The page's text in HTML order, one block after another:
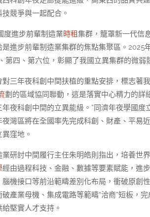
技競爭與一起配合。
度進步前輩制造業時租集群，籠罩新一代信
進步前輩制造業集群的焦點集聚區。
第四、第六位，彰顯了我國立異集群的微弱
三年夜科創中間扶植的重點安排，標志著
劃的區域協同聯動，這是落實中心精力的
夜科創中間的立異能級。”同濟年夜學國
灣區將在全國率先完成科創、財產、平易
窪地。
研討中間履行主任朱明皓則指出，培養世
經由過程科技、金融、數據等要素賦能，進
機接口等前沿範疇差別化布局，衝破原創
產業母機、集成電路等範疇“洽商”短板，
堅實人才支持。